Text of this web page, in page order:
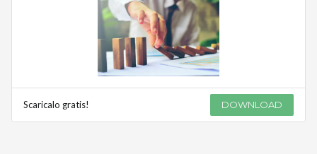
Scaricalo gratis! DOWNLOAD